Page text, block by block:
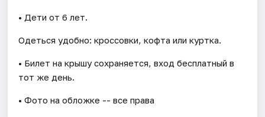
• Дети от 6 лет.
Одеться удобно: кроссовки, кофта или куртка.
• Билет на крышу сохраняется, вход бесплатный в
тот же день.
• Фото на обложке -- все права